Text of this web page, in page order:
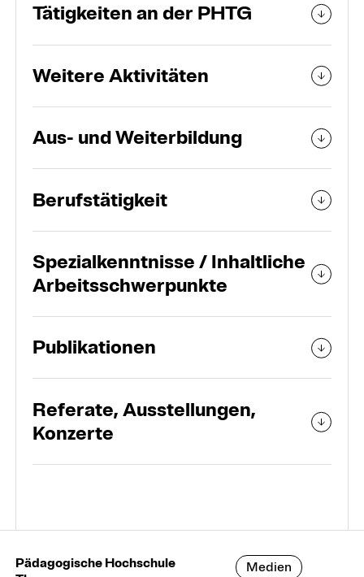
Tätigkeiten an der PHTG
Weitere Aktivitäten
Aus- und Weiterbildung
Berufstätigkeit
Spezialkenntnisse / Inhaltliche
Arbeitsschwerpunkte
Publikationen
Referate, Ausstellungen,
Konzerte
Pädagogische Hochschule
Medien